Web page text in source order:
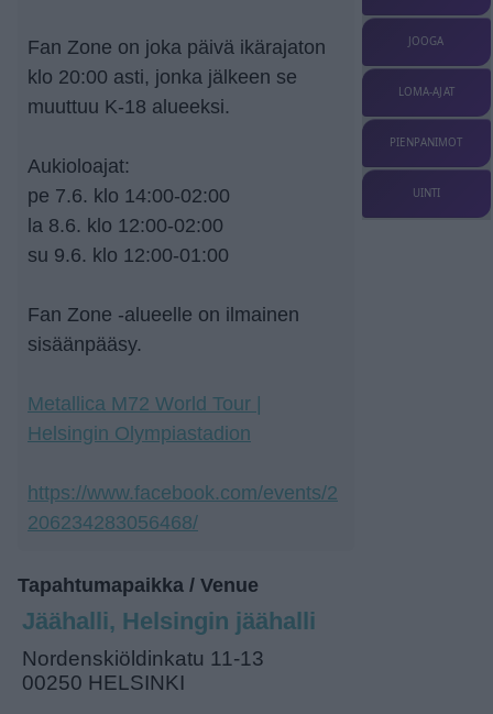
Fan Zone on joka päivä ikärajaton
klo 20:00 asti, jonka jälkeen se
muuttuu K-18 alueeksi.
Aukioloajat:
pe 7.6. klo 14:00-02:00
la 8.6. klo 12:00-02:00
su 9.6. klo 12:00-01:00
Fan Zone -alueelle on ilmainen
sisäänpääsy.
Metallica M72 World Tour |
Helsingin Olympiastadion
https://www.facebook.com/events/2
206234283056468/
Tapahtumapaikka / Venue
Jäähalli, Helsingin jäähalli
Nordenskiöldinkatu 11-13
00250 HELSINKI
JOOGA
LOMA-AJAT
PIENPANIMOT
UINTI